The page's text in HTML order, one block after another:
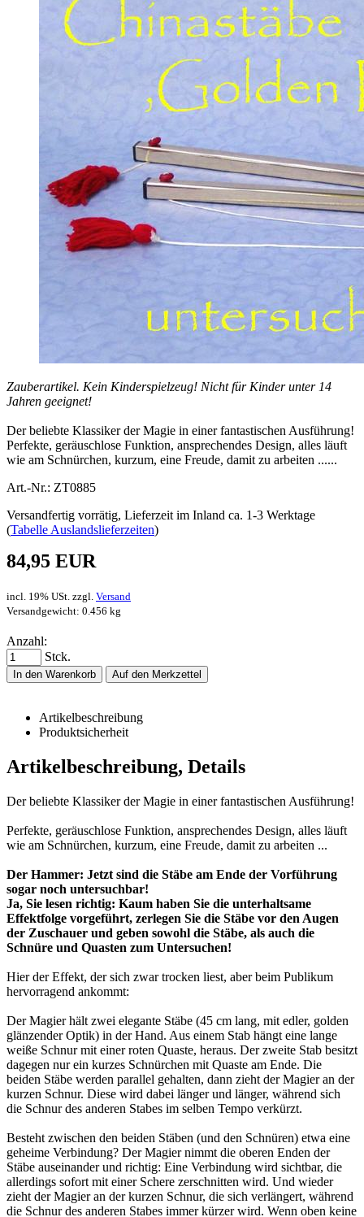
Zauberartikel. Kein Kinderspielzeug! Nicht für Kinder unter 14
Jahren geeignet!
Der beliebte Klassiker der Magie in einer fantastischen Ausführung!
Perfekte, geräuschlose Funktion, ansprechendes Design, alles läuft
wie am Schnürchen, kurzum, eine Freude, damit zu arbeiten ......
Art.-Nr.: ZT0885
Versandfertig vorrätig, Lieferzeit im Inland ca. 1-3 Werktage
(Tabelle Auslandslieferzeiten)
84,95 EUR
incl. 19% USt. zzgl. Versand
Versandgewicht: 0.456 kg
Anzahl:
Stck.
In den Warenkorb Auf den Merkzettel
Artikelbeschreibung
Produktsicherheit
Artikelbeschreibung, Details
Der beliebte Klassiker der Magie in einer fantastischen Ausführung!
Perfekte, geräuschlose Funktion, ansprechendes Design, alles läuft
wie am Schnürchen, kurzum, eine Freude, damit zu arbeiten ...
Der Hammer: Jetzt sind die Stäbe am Ende der Vorführung
sogar noch untersuchbar!
Ja, Sie lesen richtig: Kaum haben Sie die unterhaltsame
Effektfolge vorgeführt, zerlegen Sie die Stäbe vor den Augen
der Zuschauer und geben sowohl die Stäbe, als auch die
Schnüre und Quasten zum Untersuchen!
Hier der Effekt, der sich zwar trocken liest, aber beim Publikum
hervorragend ankommt:
Der Magier hält zwei elegante Stäbe (45 cm lang, mit edler, golden
glänzender Optik) in der Hand. Aus einem Stab hängt eine lange
weiße Schnur mit einer roten Quaste, heraus. Der zweite Stab besitzt
dagegen nur ein kurzes Schnürchen mit Quaste am Ende. Die
beiden Stäbe werden parallel gehalten, dann zieht der Magier an der
kurzen Schnur. Diese wird dabei länger und länger, während sich
die Schnur des anderen Stabes im selben Tempo verkürzt.
Besteht zwischen den beiden Stäben (und den Schnüren) etwa eine
geheime Verbindung? Der Magier nimmt die oberen Enden der
Stäbe auseinander und richtig: Eine Verbindung wird sichtbar, die
allerdings sofort mit einer Schere zerschnitten wird. Und wieder
zieht der Magier an der kurzen Schnur, die sich verlängert, während
die Schnur des anderen Stabes immer kürzer wird. Wenn oben keine